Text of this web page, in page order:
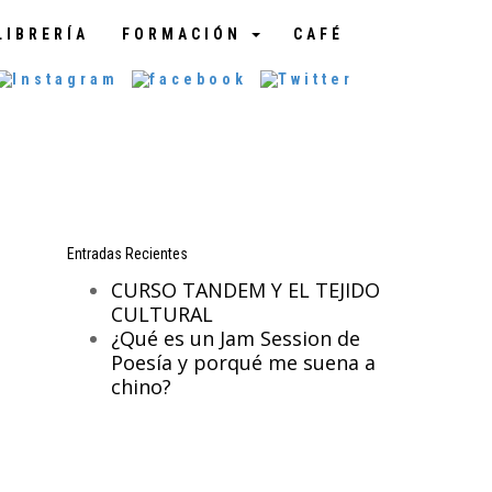
FORMACIÓN CAFÉ
Entradas Recientes
CURSO TANDEM Y EL TEJIDO
CULTURAL
¿Qué es un Jam Session de
Poesía y porqué me suena a
chino?